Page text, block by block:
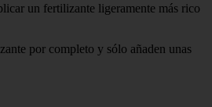
un fertilizante ligeramente más rico
por completo y sólo añaden unas